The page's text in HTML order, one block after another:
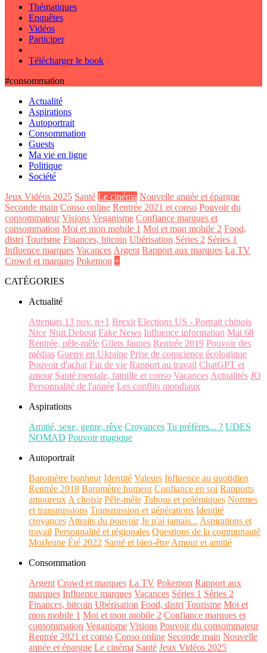
Thématiques
Enquêtes
Vidéos
Participer
Télécharger le book
#consommation
Actualité
Aspirations
Autoportrait
Consommation
Guests
Ma vie en ligne
Politique
Société
Jeux Vidéos 2025 Santé Le cinéma Nouvelle année et épargne
Seconde main Conso online Rentrée 2021 et conso Pouvoir du
consommateur Visions Veganisme Confiance marques et
consommation Moi et mon mobile 1 Moi et mon mobile 2 Food,
distri Tourisme Finances, bitcoin Ubérisation Séries 2 Séries 1
Influence marques Vacances Argent Rapport aux marques La TV
Crowd et marques Pokemon +
CATÉGORIES
Actualité
Attentats 13 nov. n+1 Brexit Elections US - Portrait chinois
Nice Nuit Debout Fake News Influence information Mai 68
Rentrée, pêle-mêle Gilets Jaunes Rentrée 2019 Pouvoir des
médias Guerre en Ukraine Prise de conscience écologique
Pouvoir d'achat Fin de vie Rapport au travail ChatGPT et
amour Santé mentale, famille et conso Vacances Actualités JO
Personnalité de l'année Les conflits mondiaux
Aspirations
Amitié, sexe, genre, rêve Croyances Tu préfères... ? UDES
NOMAD Pouvoir magique
Autoportrait
Baromètre bonheur Identité Valeurs Influence au quotidien
Rentrée 2018 Baromètre humeur Confiance en soi Rapports
amoureux A choisir Pêle-mêle Tabous et polémiques Normes
et transmissions Transmission et générations Identité
croyances Attraits du pouvoir Je n'ai jamais... Aspirations et
travail Personnalité et régionales Questions de la communauté
MoiJeune Été 2022 Santé et bien-être Amour et amitié
Consommation
Argent Crowd et marques La TV Pokemon Rapport aux
marques Influence marques Vacances Séries 1 Séries 2
Finances, bitcoin Ubérisation Food, distri Tourisme Moi et
mon mobile 1 Moi et mon mobile 2 Confiance marques et
consommation Veganisme Visions Pouvoir du consommateur
Rentrée 2021 et conso Conso online Seconde main Nouvelle
année et épargne Le cinéma Santé Jeux Vidéos 2025